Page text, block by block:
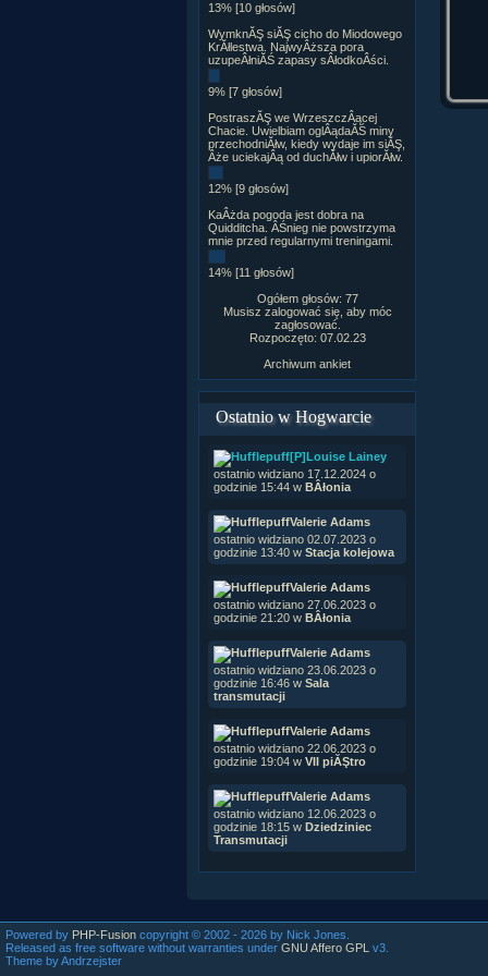
13% [10 głosów]
WymknĂŞ siĂŞ cicho do Miodowego
KrĂłlestwa. NajwyÂższa pora
uzupeÂłniĂŚ zapasy sÂłodkoÂści.
9% [7 głosów]
PostraszĂŞ we WrzeszczÂącej
Chacie. Uwielbiam oglÂądaĂŚ miny
przechodniĂłw, kiedy wydaje im siĂŞ,
Âże uciekajÂą od duchĂłw i upiorĂłw.
12% [9 głosów]
KaÂżda pogoda jest dobra na
Quidditcha. ÂŚnieg nie powstrzyma
mnie przed regularnymi treningami.
14% [11 głosów]
Ogółem głosów: 77
Musisz zalogować się, aby móc
zagłosować.
Rozpoczęto: 07.02.23
Archiwum ankiet
Ostatnio w Hogwarcie
[P]Louise Lainey
ostatnio widziano 17.12.2024 o
godzinie 15:44 w BÂłonia
Valerie Adams
ostatnio widziano 02.07.2023 o
godzinie 13:40 w Stacja kolejowa
Valerie Adams
ostatnio widziano 27.06.2023 o
godzinie 21:20 w BÂłonia
Valerie Adams
ostatnio widziano 23.06.2023 o
godzinie 16:46 w Sala
transmutacji
Valerie Adams
ostatnio widziano 22.06.2023 o
godzinie 19:04 w VII piĂŞtro
Valerie Adams
ostatnio widziano 12.06.2023 o
godzinie 18:15 w Dziedziniec
Transmutacji
Powered by PHP-Fusion copyright © 2002 - 2026 by Nick Jones.
Released as free software without warranties under GNU Affero GPL
v3.
Theme by Andrzejster